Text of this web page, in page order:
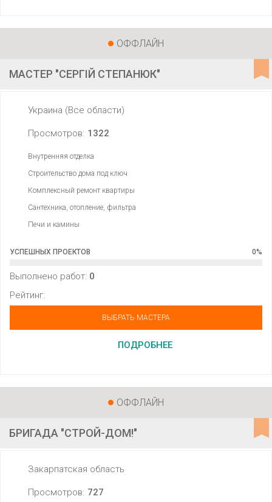
ОФФЛАЙН
МАСТЕР "СЕРГІЙ СТЕПАНЮК"
Украина (Все области)
Просмотров: 1322
Внутренняя отделка
Строительство дома под ключ
Комплексный ремонт квартиры
Сантехника, отопление, фильтра
Печи и камины
УСПЕШНЫХ ПРОЕКТОВ 0%
Выполнено работ: 0
Рейтинг:
ВЫБРАТЬ МАСТЕРА
ПОДРОБНЕЕ
ОФФЛАЙН
БРИГАДА "СТРОЙ-ДОМ!"
Закарпатская область
Просмотров: 727